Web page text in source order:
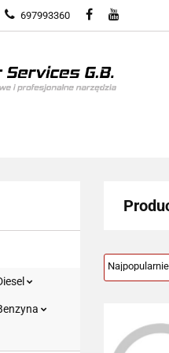
697993360
UKŁADY PALIWOWE
KOMPONENTY